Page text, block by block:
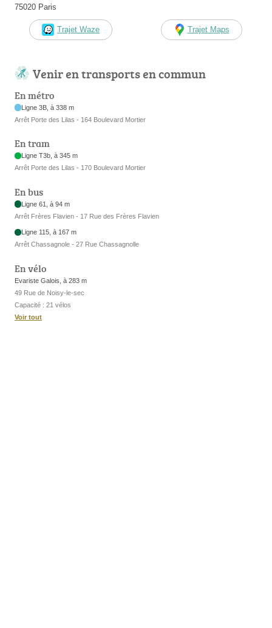
75020 Paris
Trajet Waze Trajet Maps
Venir en transports en commun
En métro
Ligne 3B, à 338 m
Arrêt Porte des Lilas - 164 Boulevard Mortier
En tram
Ligne T3b, à 345 m
Arrêt Porte des Lilas - 170 Boulevard Mortier
En bus
Ligne 61, à 94 m
Arrêt Frères Flavien - 17 Rue des Frères Flavien
Ligne 115, à 167 m
Arrêt Chassagnole - 27 Rue Chassagnolle
En vélo
Evariste Galois, à 283 m
49 Rue de Noisy-le-sec
Capacité : 21 vélos
Voir tout